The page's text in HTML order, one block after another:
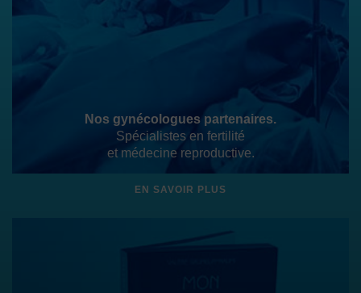
Nos gynécologues partenaires.
Spécialistes en fertilité
et médecine reproductive.
EN SAVOIR PLUS